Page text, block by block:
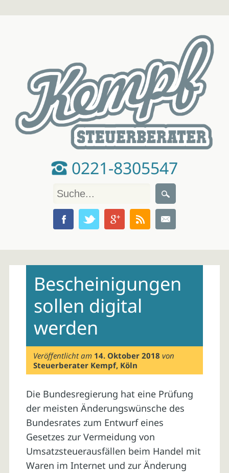
0221-8305547
contentBescheinigungen
sollen digital
werden
Veröffentlicht am 14. Oktober 2018 von
Steuerberater Kempf, Köln
Die Bundesregierung hat eine Prüfung
der meisten Änderungswünsche des
Bundesrates zum Entwurf eines
Gesetzes zur Vermeidung von
Umsatzsteuerausfällen beim Handel mit
Waren im Internet und zur Änderung